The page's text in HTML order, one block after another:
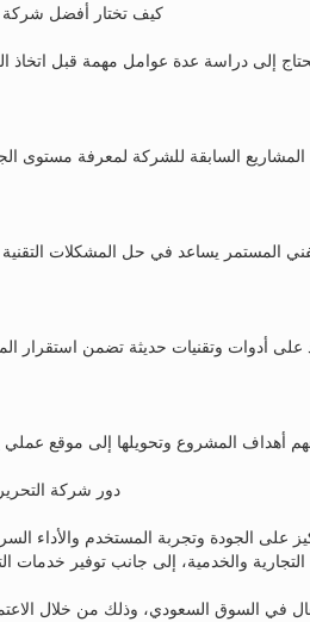
كيف تختار أفضل شركة
دور شركة
على الجودة وتجربة المستخدم والأداء
في السوق السعودي، وذلك من خلال